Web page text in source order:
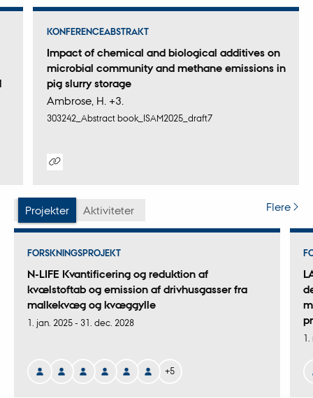
Impact of chemical and biological additives on
microbial community and methane emissions in
pig slurry storage
Ambrose, H. +3.
KONFERENCEABSTRAKT
303242_Abstract book_ISAM2025_draft7
vedhæftet
Projekter Aktiviteter Flere
N-LIFE Kvantificering og reduktion af
kvælstoftab og emission af drivhusgasser fra
malkekvæg og kvæggylle
FORSKNINGSPROJEKT
1. jan. 2025 - 31. dec. 2028
+5
1.